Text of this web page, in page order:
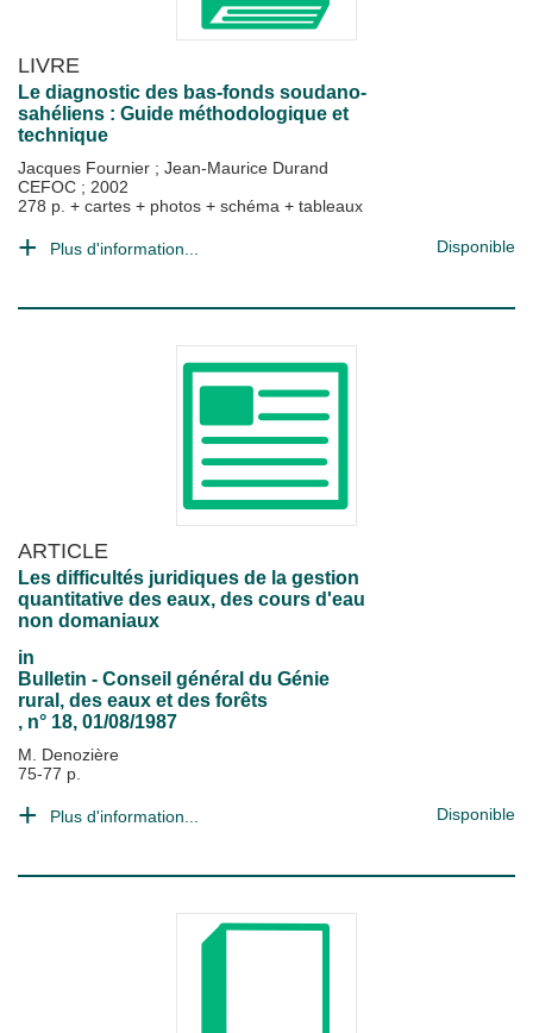
LIVRE
Le diagnostic des bas-fonds soudano-
sahéliens : Guide méthodologique et
technique
Jacques Fournier ; Jean-Maurice Durand
CEFOC ; 2002
278 p. + cartes + photos + schéma + tableaux
Plus d'information... Disponible
ARTICLE
Les difficultés juridiques de la gestion
quantitative des eaux, des cours d'eau
non domaniaux
in
Bulletin - Conseil général du Génie
rural, des eaux et des forêts
, n° 18, 01/08/1987
M. Denozière
75-77 p.
Plus d'information... Disponible